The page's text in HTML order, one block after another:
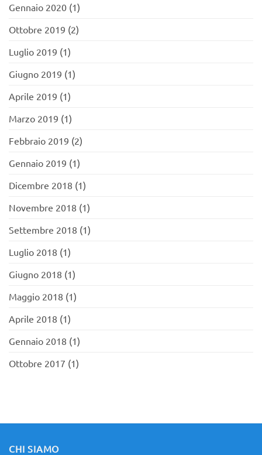
Gennaio 2020 (1)
Ottobre 2019 (2)
Luglio 2019 (1)
Giugno 2019 (1)
Aprile 2019 (1)
Marzo 2019 (1)
Febbraio 2019 (2)
Gennaio 2019 (1)
Dicembre 2018 (1)
Novembre 2018 (1)
Settembre 2018 (1)
Luglio 2018 (1)
Giugno 2018 (1)
Maggio 2018 (1)
Aprile 2018 (1)
Gennaio 2018 (1)
Ottobre 2017 (1)
CHI SIAMO